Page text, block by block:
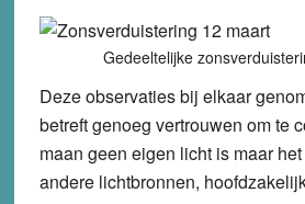
Gedeeltelijke
Deze observaties bij elkaar
betreft genoeg vertrouwen om te
maan geen eigen licht is maar
andere lichtbronnen,